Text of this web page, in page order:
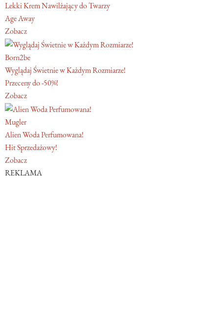
Lekki Krem Nawilżający do Twarzy
Age Away
Zobacz
Born2be
Wyglądaj Świetnie w Każdym Rozmiarze!
Przeceny do -50%!
Zobacz
Mugler
Alien Woda Perfumowana!
Hit Sprzedażowy!
Zobacz
REKLAMA